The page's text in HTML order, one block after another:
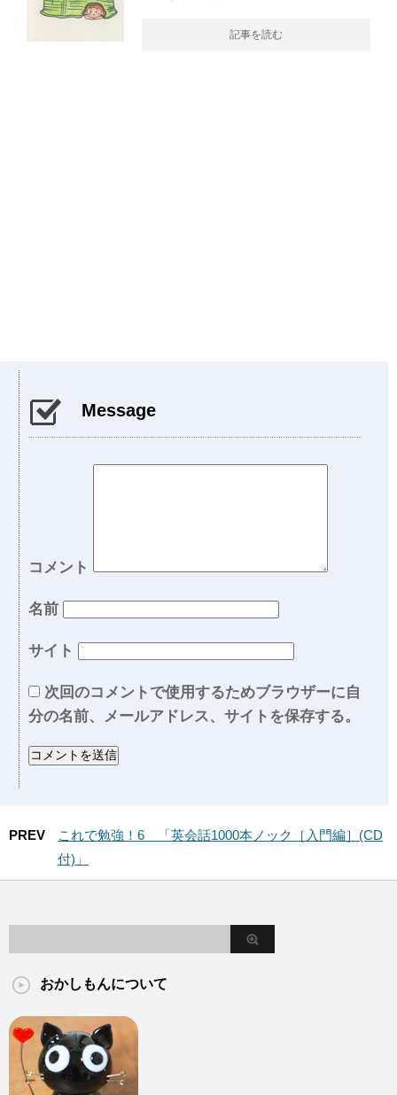
記事を読む
Message
コメント
名前
サイト
次回のコメントで使用するためブラウザーに自
分の名前、メールアドレス、サイトを保存する。
PREV
これで勉強！6 「英会話1000本ノック［入門編］(CD
付)」
おかしもんについて